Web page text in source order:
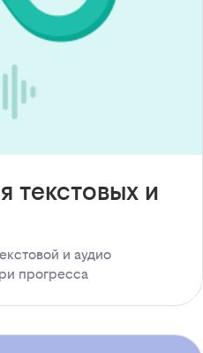
текстовых и
и аудио
прогресса